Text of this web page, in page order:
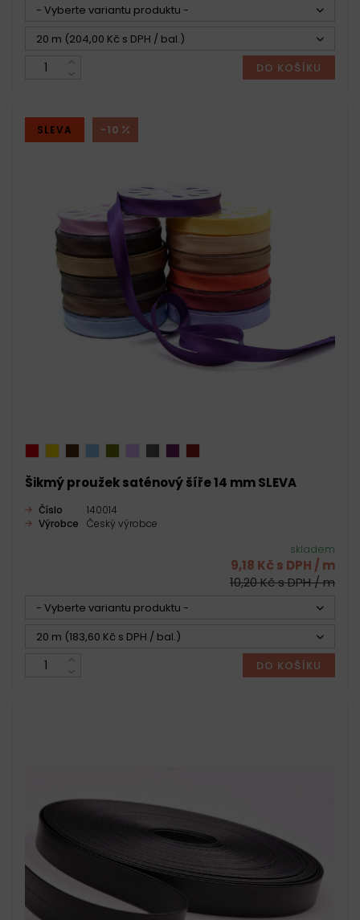
- Vyberte variantu produktu -
20 m (204,00 Kč s DPH / bal.)
DO KOŠÍKU
SLEVA -10
Šikmý proužek saténový šíře 14 mm SLEVA
Číslo
140014
Výrobce
Český výrobce
skladem
9,18 Kč s DPH / m
10,20 Kč s DPH / m
- Vyberte variantu produktu -
20 m (183,60 Kč s DPH / bal.)
DO KOŠÍKU